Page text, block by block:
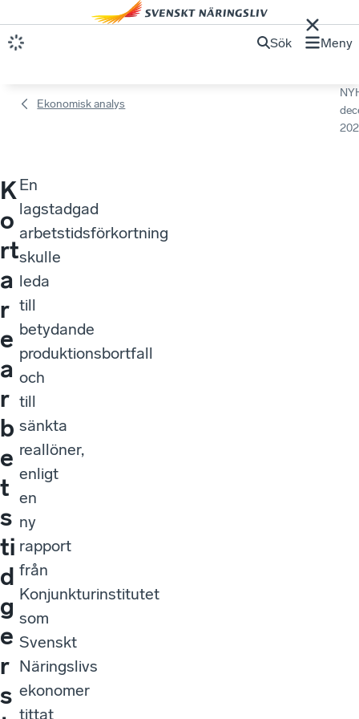
Sök Meny
Ekonomisk analys
K
o
rt
a
r
e
a
r
b
e
t
s
ti
d
g
e
r
s
En
lagstadgad
arbetstidsförkortning
skulle
leda
till
betydande
produktionsbortfall
och
till
sänkta
reallöner,
enligt
en
ny
rapport
från
Konjunkturinstitutet
som
Svenskt
Näringslivs
ekonomer
tittat